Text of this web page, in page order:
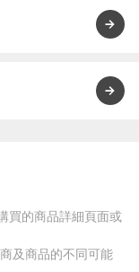
買的商品詳細頁面或
及商品的不同可能